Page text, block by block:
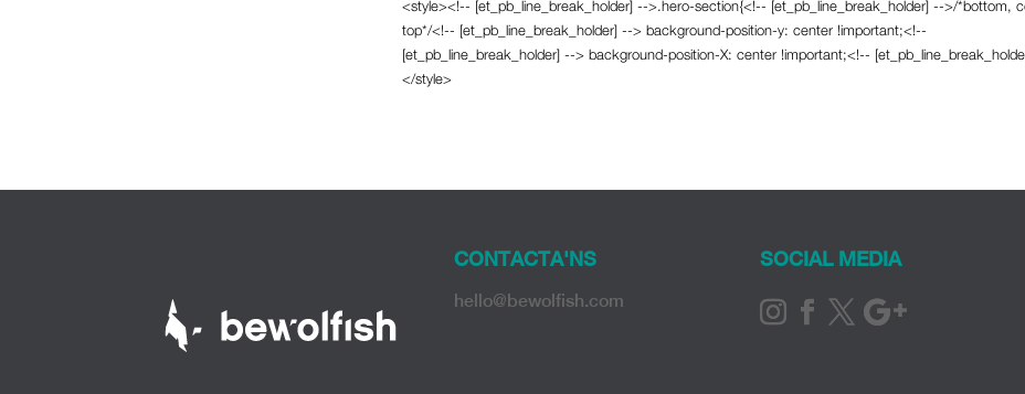
<style><!-- [et_pb_line_break_holder] -->.hero-section{<!-- [et_pb_line_break_holder] -->/*bottom,
top*/<!-- [et_pb_line_break_holder] --> background-position-y: center !important;<!--
[et_pb_line_break_holder] --> background-position-X: center !important;<!--
</style>
CONTACTA'NS
hello@bewolfish.com
SOCIAL MEDIA